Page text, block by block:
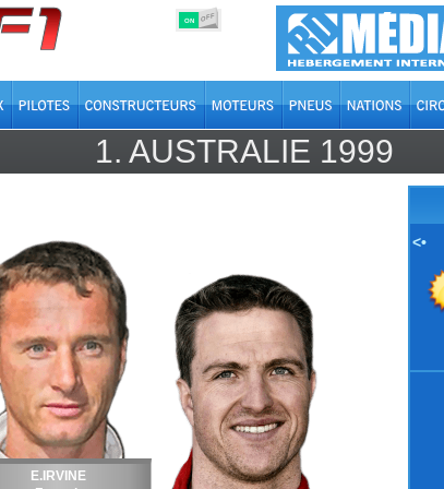
ON OFF
1. AUSTRALIE 1999
E.IRVINE
<•